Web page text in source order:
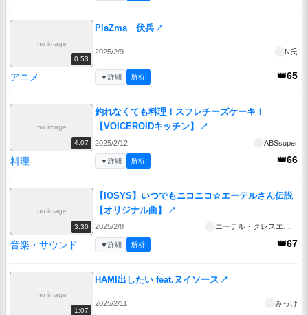
no image
0:53
PlaZma 伏兵 ↗
2025/2/9 N氏
アニメ 👑65
▼詳細 解析
no image
4:07
釣れなくても料理！スフレチーズケーキ！
【VOICEROIDキッチン】
↗
2025/2/12 ABSsuper
料理 👑66
▼詳細 解析
no image
3:30
【IOSYS】いつでもニコニコ☆エーテルさん伝説
【オリジナル曲】
↗
2025/2/8 エーテル・クレスエンティア
音楽・サウンド 👑67
▼詳細 解析
no image
1:07
HAMI出したい feat.ヌイソース ↗
2025/2/11 みっけ